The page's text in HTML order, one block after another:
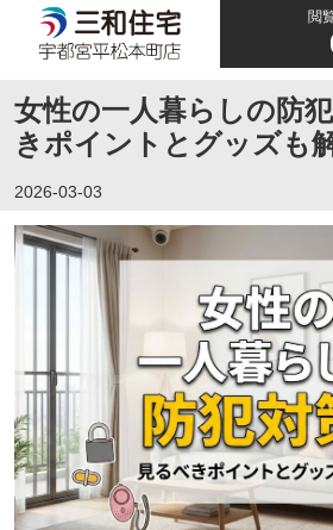
閲
女性の一人暮らしの防
きポイントとグッズも
2026-03-03